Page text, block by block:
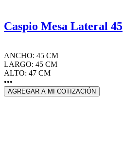
Caspio Mesa Lateral 45
ANCHO: 45 CM
LARGO: 45 CM
ALTO: 47 CM
•••
AGREGAR A MI COTIZACIÓN